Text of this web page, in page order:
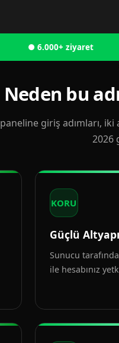
● 6.000+ ziyaret ●
Neden bu
giriş adımları,
2026
KORU
Güçlü Altyapı
Sunucu
ile hesabınız